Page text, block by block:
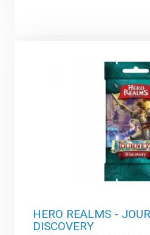
HERO REALMS -
DISCOVERY